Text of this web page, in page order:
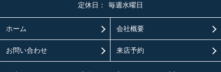
定休日：
毎週水曜日
ホーム 会社概要
お問い合わせ 来店予約